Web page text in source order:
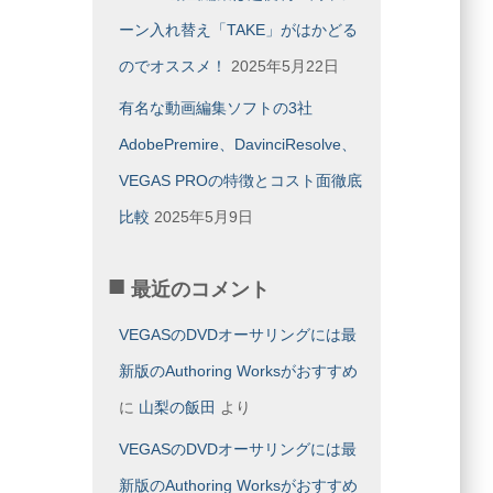
ーン入れ替え「TAKE」がはかどる
のでオススメ！ 2025年5月22日
有名な動画編集ソフトの3社
AdobePremire、DavinciResolve、
VEGAS PROの特徴とコスト面徹底
比較 2025年5月9日
最近のコメント
VEGASのDVDオーサリングには最
新版のAuthoring Worksがおすすめ
に 山梨の飯田 より
VEGASのDVDオーサリングには最
新版のAuthoring Worksがおすすめ